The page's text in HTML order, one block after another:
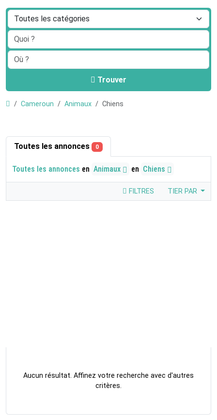
Trouver
Cameroun Animaux Chiens
Toutes les annonces 0
Toutes les annonces en Animaux en Chiens
FILTRES TIER PAR
Aucun résultat. Affinez votre recherche avec d'autres
critères.